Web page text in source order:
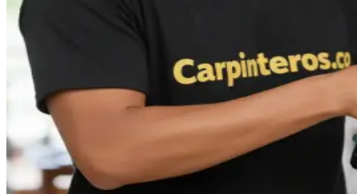
Carpinteros
Especialistas en la creación de muebles a medida de máxima
calidad, con diseños únicos y funcionales.
Cotizar servicio